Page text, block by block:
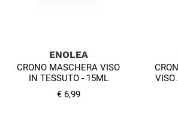
ENOLEA
CRONO MASCHERA VISO
IN TESSUTO - 15ML
€ 6,99
VISO